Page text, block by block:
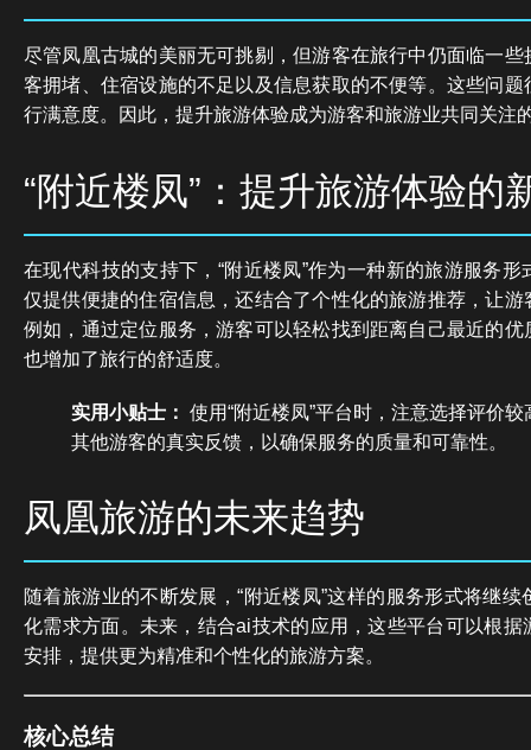
尽管凤凰古城的美丽无可挑剔，但游客在旅行中仍面临一
客拥堵、住宿设施的不足以及信息获取的不便等。这些问
行满意度。因此，提升旅游体验成为游客和旅游业共同关注
“附近楼凤”：提升旅游体验的
在现代科技的支持下，“附近楼凤”作为一种新的旅游服务
仅提供便捷的住宿信息，还结合了个性化的旅游推荐，让
例如，通过定位服务，游客可以轻松找到距离自己最近的
也增加了旅行的舒适度。
实用小贴士： 使用“附近楼凤”平台时，注意选择评价
其他游客的真实反馈，以确保服务的质量和可靠性。
凤凰旅游的未来趋势
随着旅游业的不断发展，“附近楼凤”这样的服务形式将继
化需求方面。未来，结合ai技术的应用，这些平台可以根据
安排，提供更为精准和个性化的旅游方案。
核心总结